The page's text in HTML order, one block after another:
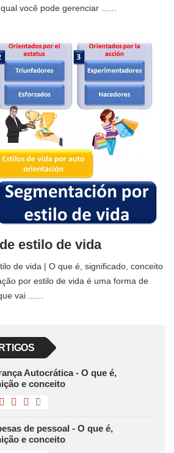
você pode gerenciar ...…
estilo de vida
de vida | O que é, significado, conceito
por estilo de vida é uma forma de
vai ...…
Autocrática - O que é,
e conceito
de pessoal - O que é,
e conceito